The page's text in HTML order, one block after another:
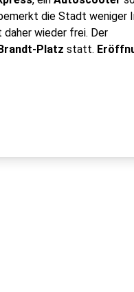
die Stadt weniger
daher wieder frei. Der
Platz statt.